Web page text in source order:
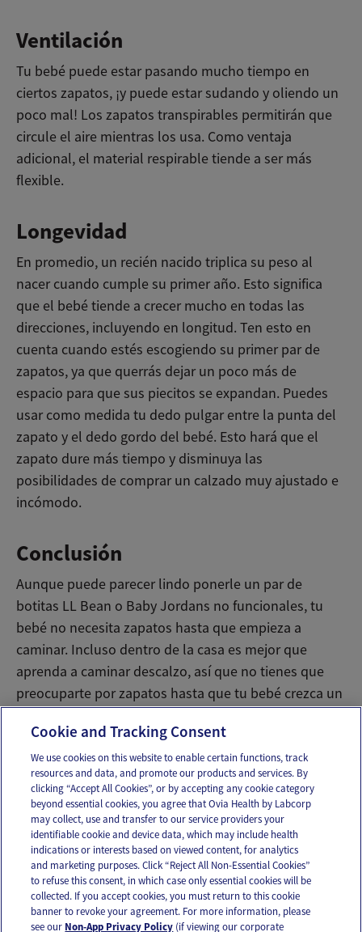
Ventilación
Tu bebé puede estar pasando mucho tiempo en
ciertos zapatos, ¡y puede estar sudando y oliendo un
poco mal! Los zapatos transpirables permitirán que
circule el aire mientras los usa. Como ventaja
adicional, el material respirable tiende a ser más
flexible.
Longevidad
En promedio, un recién nacido triplica su peso al
nacer cuando cumple su primer año. Esto significa
que el bebé tiende a crecer mucho en todas las
direcciones, incluyendo en longitud. Ten esto en
cuenta cuando estés escogiendo su primer par de
zapatos, ya que querrás dejar un poco más de
espacio para que sus piecitos se expandan. Puedes
usar como medida tu dedo pulgar entre la punta del
zapato y el dedo gordo del bebé. Esto hará que el
zapato dure más tiempo y disminuya las
posibilidades de comprar un calzado muy ajustado e
incómodo.
Conclusión
Aunque puede parecer lindo ponerle un par de
botitas LL Bean o Baby Jordans no funcionales, tu
bebé no necesita zapatos hasta que empieza a
caminar. Incluso dentro de la casa es mejor que
aprenda a caminar descalzo, así que no tienes que
preocuparte por zapatos hasta que tu bebé crezca un
Email Text
OUR APPS
Cookie and Tracking Consent
We use cookies on this website to enable certain functions, track
resources and data, and promote our products and services. By
clicking “Accept All Cookies”, or by accepting any cookie category
beyond essential cookies, you agree that Ovia Health by Labcorp
may collect, use and transfer to our service providers your
identifiable cookie and device data, which may include health
indications or interests based on viewed content, for analytics
and marketing purposes. Click “Reject All Non-Essential Cookies”
to refuse this consent, in which case only essential cookies will be
collected. If you accept cookies, you must return to this cookie
banner to revoke your agreement. For more information, please
see our Non-App Privacy Policy (if viewing our corporate